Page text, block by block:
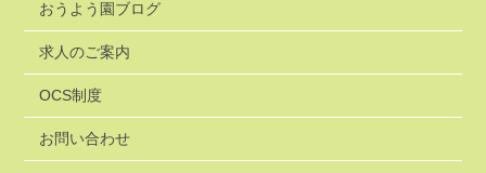
おうよう園ブログ
求人のご案内
OCS制度
お問い合わせ